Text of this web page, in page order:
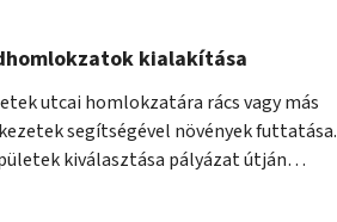
kialakítása
utcai homlokzatára rács vagy más
segítségével növények futtatása.
kiválasztása pályázat útján